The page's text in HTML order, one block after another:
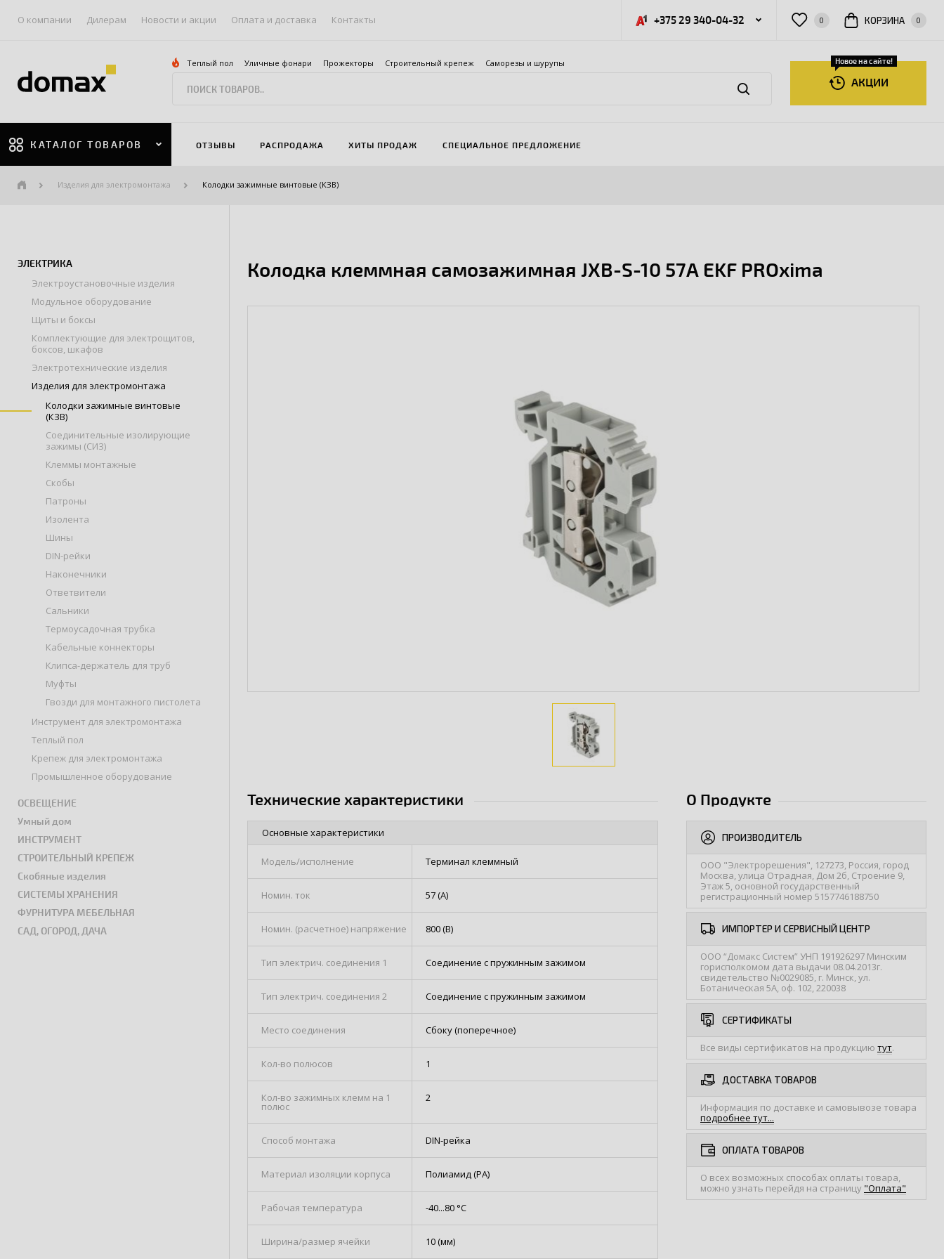
О компании Дилерам Новости и акции Оплата и доставка Контакты +375 29 340-04-32 0 КОРЗИНА 0
Теплый пол Уличные фонари Прожекторы Строительный крепеж Саморезы и шурупы
АКЦИИ
Новое на сайте!
КАТАЛОГ ТОВАРОВ ОТЗЫВЫ РАСПРОДАЖА ХИТЫ ПРОДАЖ СПЕЦИАЛЬНОЕ ПРЕДЛОЖЕНИЕ
Изделия для электромонтажа Колодки зажимные винтовые (КЗВ)
ЭЛЕКТРИКА
Электроустановочные изделия
Модульное оборудование
Щиты и боксы
Комплектующие для электрощитов,
боксов, шкафов
Электротехнические изделия
Изделия для электромонтажа
Колодки зажимные винтовые
(КЗВ)
Соединительные изолирующие
зажимы (СИЗ)
Клеммы монтажные
Скобы
Патроны
Изолента
Шины
DIN-рейки
Наконечники
Ответвители
Сальники
Термоусадочная трубка
Кабельные коннекторы
Клипса-держатель для труб
Муфты
Гвозди для монтажного пистолета
Инструмент для электромонтажа
Теплый пол
Крепеж для электромонтажа
Промышленное оборудование
ОСВЕЩЕНИЕ
Умный дом
ИНСТРУМЕНТ
СТРОИТЕЛЬНЫЙ КРЕПЕЖ
Скобяные изделия
СИСТЕМЫ ХРАНЕНИЯ
ФУРНИТУРА МЕБЕЛЬНАЯ
САД, ОГОРОД, ДАЧА
Колодка клеммная самозажимная JXB-S-10 57А EKF PROxima
Технические характеристики
Основные характеристики
Модель/исполнение Терминал клеммный
Номин. ток 57 (А)
Номин. (расчетное) напряжение 800 (В)
Тип электрич. соединения 1 Соединение с пружинным зажимом
Тип электрич. соединения 2 Соединение с пружинным зажимом
Место соединения Сбоку (поперечное)
Кол-во полюсов 1
Кол-во зажимных клемм на 1
полюс
2
Способ монтажа DIN-рейка
Материал изоляции корпуса Полиамид (PA)
Рабочая температура -40...80 °C
Ширина/размер ячейки 10 (мм)
О Продукте
ПРОИЗВОДИТЕЛЬ
ООО "Электрорешения", 127273, Россия, город
Москва, улица Отрадная, Дом 2б, Строение 9,
Этаж 5, основной государственный
регистрационный номер 5157746188750
ИМПОРТЕР И СЕРВИСНЫЙ ЦЕНТР
ООО “Домакс Систем” УНП 191926297 Минским
горисполкомом дата выдачи 08.04.2013г.
свидетельство №0029085, г. Минск, ул.
Ботаническая 5А, оф. 102, 220038
СЕРТИФИКАТЫ
Все виды сертификатов на продукцию тут.
ДОСТАВКА ТОВАРОВ
Информация по доставке и самовывозе товара
подробнее тут...
ОПЛАТА ТОВАРОВ
О всех возможных способах оплаты товара,
можно узнать перейдя на страницу "Оплата"